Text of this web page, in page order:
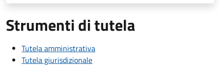
Strumenti di tutela
Tutela amministrativa
Tutela giurisdizionale